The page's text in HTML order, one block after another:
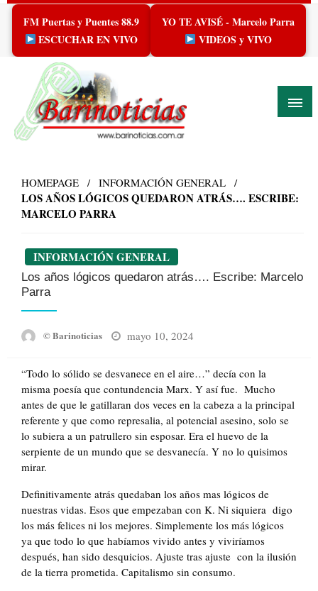
Skip
content
FM Puertas y Puentes 88.9
ESCUCHAR EN VIVO
YO TE AVISÉ - Marcelo Parra
VIDEOS y VIVO
HOMEPAGE INFORMACIÓN GENERAL
LOS AÑOS LÓGICOS QUEDARON ATRÁS…. ESCRIBE:
MARCELO PARRA
INFORMACIÓN GENERAL
Los años lógicos quedaron atrás…. Escribe: Marcelo
Parra
© Barinoticias
Posted
mayo 10, 2024
“Todo lo sólido se desvanece en el aire…” decía con la
misma poesía que contundencia Marx. Y así fue. Mucho
antes de que le gatillaran dos veces en la cabeza a la principal
referente y que como represalia, al potencial asesino, solo se
lo subiera a un patrullero sin esposar. Era el huevo de la
serpiente de un mundo que se desvanecía. Y no lo quisimos
mirar.
Definitivamente atrás quedaban los años mas lógicos de
nuestras vidas. Esos que empezaban con K. Ni siquiera digo
los más felices ni los mejores. Simplemente los más lógicos
ya que todo lo que habíamos vivido antes y viviríamos
después, han sido desquicios. Ajuste tras ajuste con la ilusión
de la tierra prometida. Capitalismo sin consumo.